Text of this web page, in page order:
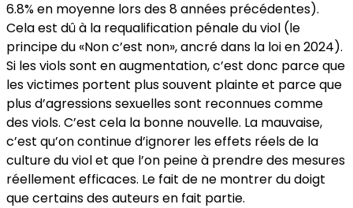
6.8% en moyenne lors des 8 années précédentes).
Cela est dû à la requalification pénale du viol (le
principe du «Non c’est non», ancré dans la loi en 2024).
Si les viols sont en augmentation, c’est donc parce que
les victimes portent plus souvent plainte et parce que
plus d’agressions sexuelles sont reconnues comme
des viols. C’est cela la bonne nouvelle. La mauvaise,
c’est qu’on continue d’ignorer les effets réels de la
culture du viol et que l’on peine à prendre des mesures
réellement efficaces. Le fait de ne montrer du doigt
que certains des auteurs en fait partie.